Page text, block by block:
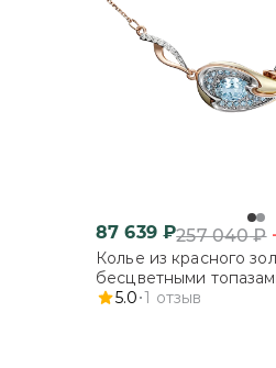
87 639₽257 040₽
Колье из красного
бесцветными
5.0 1 отзыв